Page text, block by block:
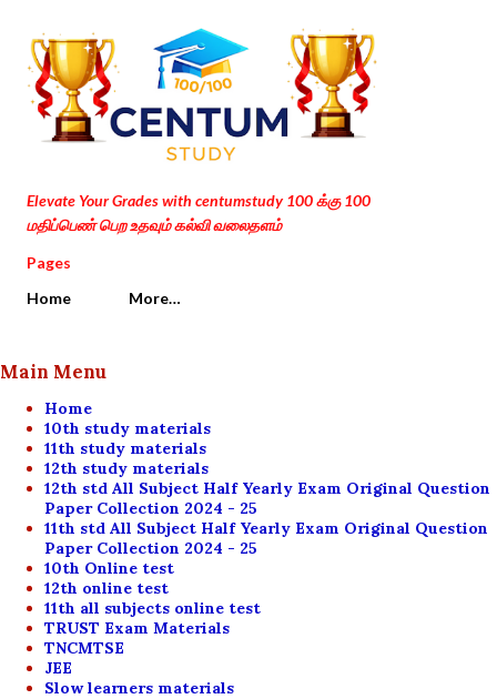
Skip to main content
Elevate Your Grades with centumstudy 100 க்கு 100
மதிப்பெண் பெற உதவும் கல்வி வலைதளம்
Pages
Home
More…
Main Menu
Home
10th study materials
11th study materials
12th study materials
12th std All Subject Half Yearly Exam Original Question
Paper Collection 2024 - 25
11th std All Subject Half Yearly Exam Original Question
Paper Collection 2024 - 25
10th Online test
12th online test
11th all subjects online test
TRUST Exam Materials
TNCMTSE
JEE
Slow learners materials